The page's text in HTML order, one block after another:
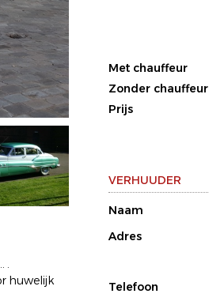
.
huwelijk
Met chauffeur
Zonder chauffeur
Prijs
VERHUUDER
Naam
Adres
Telefoon